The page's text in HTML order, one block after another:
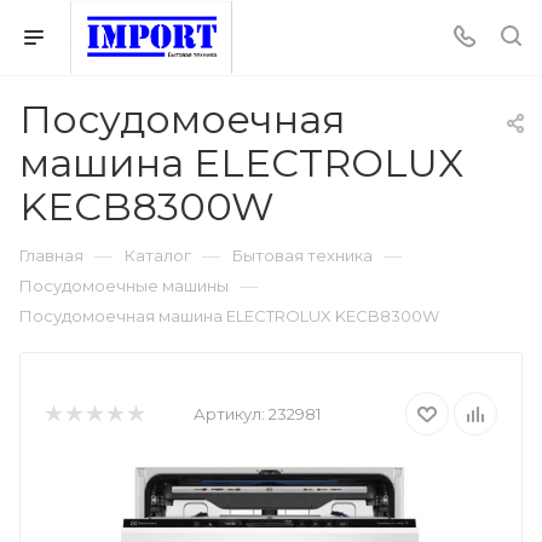
Посудомоечная
машина ELECTROLUX
KECB8300W
Главная — Каталог — Бытовая техника —
Посудомоечные машины —
Посудомоечная машина ELECTROLUX KECB8300W
Артикул: 232981